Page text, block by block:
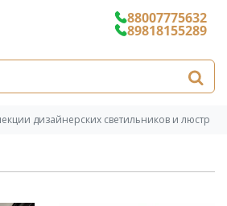
88007775632
89818155289
дизайнерских светильников и люстр